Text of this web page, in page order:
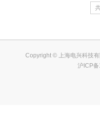
Copyright © 上海电兴科技
沪ICP